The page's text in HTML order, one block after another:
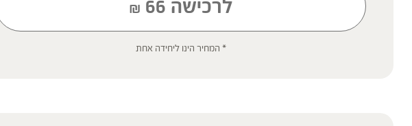
ילדים, אנשים החולים במחלות כרוניות והנוטלים תרופות מרשם – יש להיוועץ ברופא לפני השימוש. המונח
'צמחי מרפא' מתייחס להגדרה המקובלת ברפואת הצמחים המסורתית.
לרכישה ₪ 66
* המחיר הינו ליחידה אחת